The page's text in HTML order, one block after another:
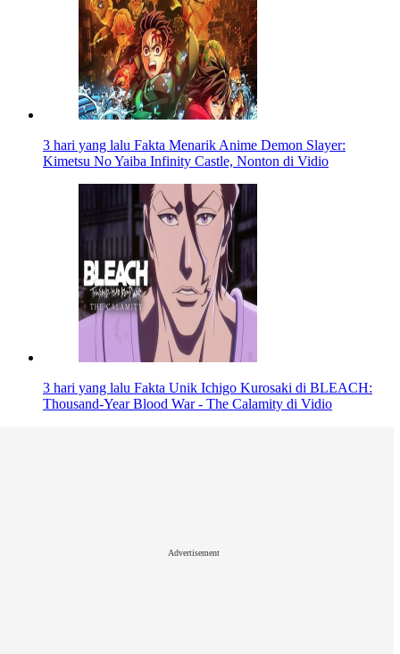
3 hari yang lalu Fakta Menarik Anime Demon Slayer:
Kimetsu No Yaiba Infinity Castle, Nonton di Vidio
3 hari yang lalu Fakta Unik Ichigo Kurosaki di BLEACH:
Thousand-Year Blood War - The Calamity di Vidio
Advertisement